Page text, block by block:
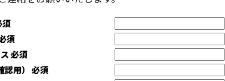
須
須
必須
用） 必須